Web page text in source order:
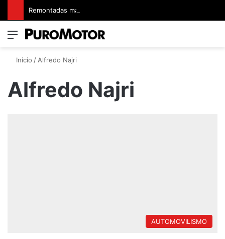
Menú
Inicio /Alfredo Najri
Alfredo Najri
AUTOMOVILISMO